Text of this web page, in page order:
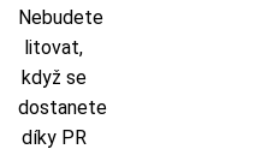
Nebudete
litovat,
když se
dostanete
díky PR